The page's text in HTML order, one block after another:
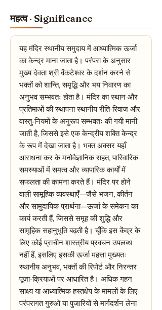
महत्व · Significance
यह मंदिर स्थानीय समुदाय में आध्यात्मिक ऊर्जा
का केन्द्र माना जाता है। परंपरा के अनुसार
मुख्य देवता श्री वेंकटेश्वर के दर्शन करने से
भक्तों को शान्ति, समृद्धि और भय निवारण का
अनुभव सम्भवतः होता है। मंदिर का स्थान और
प्रतिमाओं की स्थापना स्थानीय रीति-रिवाज और
वास्तु-नियमों के अनुरूप सम्भवतः की गयी मानी
जाती है, जिससे इसे एक केन्द्रीय शक्ति केन्द्र
के रूप में देखा जाता है। भक्त अक्सर यहाँ
आराधना कर के मनोवैज्ञानिक राहत, पारिवारिक
समस्याओं में समत्व और व्यापारिक कार्यों में
सफलता की कामना करते हैं। मंदिर पर होने
वाली सामूहिक व्यवस्थाएँ—जैसे भजन, कीर्तन
और सामुदायिक प्रार्थना—ऊर्जा के समेकन का
कार्य करती हैं, जिससे समूह की शुद्धि और
सामूहिक सहानुभूति बढ़ती है। चूँकि इस केंद्र के
लिए कोई प्राचीन शास्त्रीय प्रवचन उपलब्ध
नहीं हैं, इसलिए इसकी ऊर्जा महत्ता मुख्यतः
स्थानीय अनुभव, भक्तों की रिपोर्ट और निरन्तर
पूजा-क्रियाओं पर आधारित है। अधिक गहन
साक्ष्य या आध्यात्मिक हस्तक्षेप के मामलों के लिए
परंपरागत गुरुओं या पुजारियों से मार्गदर्शन लेना